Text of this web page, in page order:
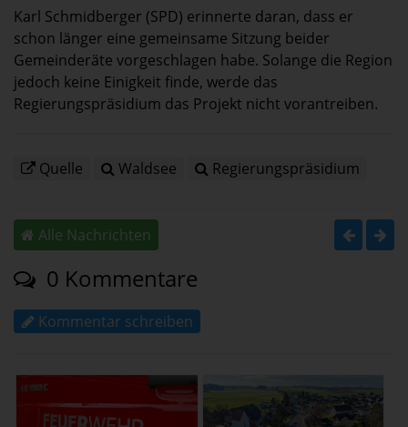
Karl Schmidberger (SPD) erinnerte daran, dass er
schon länger eine gemeinsame Sitzung beider
Gemeinderäte vorgeschlagen habe. Solange die Region
jedoch keine Einigkeit finde, werde das
Regierungspräsidium das Projekt nicht vorantreiben.
Quelle Waldsee Regierungspräsidium
Alle Nachrichten
0 Kommentare
Kommentar schreiben